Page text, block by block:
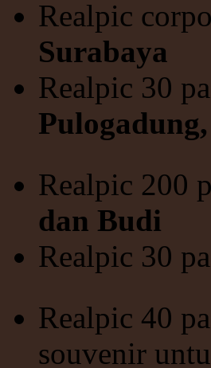
Realpic
Surabaya
Realpic 30
Realpic 200
dan Budi
Realpic 30
Realpic 40
souvenir